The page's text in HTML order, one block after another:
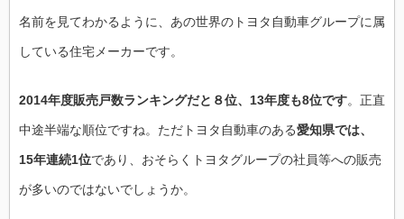
名前を見てわかるように、あの世界のトヨタ自動車グループに属
している住宅メーカーです。
2014年度販売戸数ランキングだと８位、13年度も8位です。正直
中途半端な順位ですね。ただトヨタ自動車のある愛知県では、
15年連続1位であり、おそらくトヨタグループの社員等への販売
が多いのではないでしょうか。